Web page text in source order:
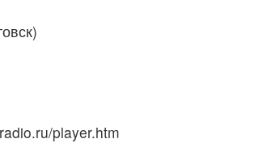
player.htm